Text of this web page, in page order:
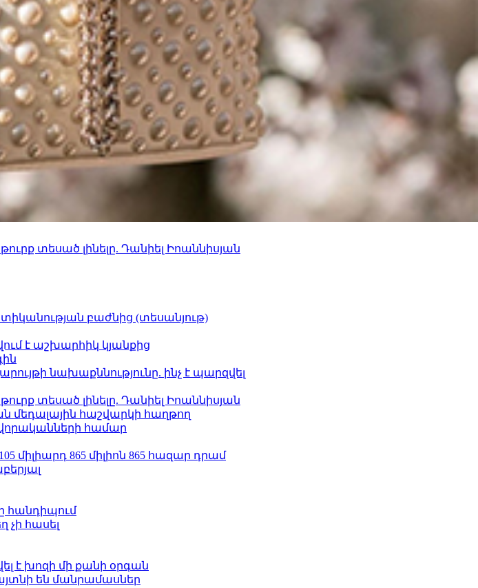
տեսած լինելը. Դանիել Իոաննիսյան
բաժնից (տեսանյութ)
է աշխարհիկ կյանքից
նախաքննությունը. ինչ է պարզվել
տեսած լինելը. Դանիել Իոաննիսյան
հաշվարկի հաղթող
համար
միլիարդ 865 միլիոն 865 հազար դրամ
հանդիպում
չի հասել
է խոզի մի քանի օրգան
են մանրամասներ